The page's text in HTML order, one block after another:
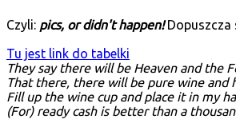
Czyli: pics, or didn't happen!Dopuszcza
Tu jest link do tabelki
They say there will be Heaven and the
That there, there will be pure wine and
Fill up the wine cup and place it in my
(For) ready cash is better than a